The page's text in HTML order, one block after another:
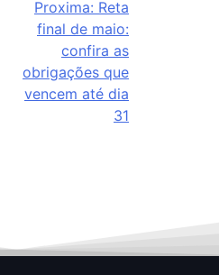
Proxima: Reta
final de maio:
confira as
obrigações que
vencem até dia
31